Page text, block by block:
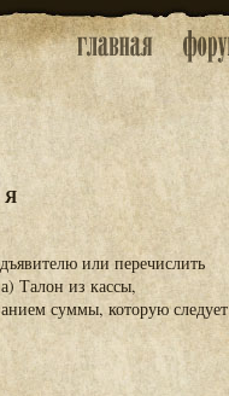
Я
или перечислить
Талон из кассы,
суммы, которую следует